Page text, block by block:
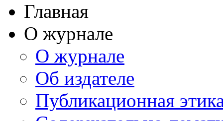
Главная
О журнале
О журнале
Об издателе
Публикационная